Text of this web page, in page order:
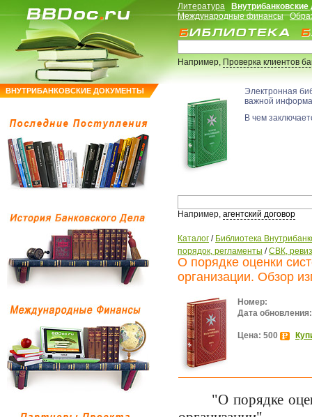
ВНУТРИБАНКОВСКИЕ ДОКУМЕНТЫ
Литература
Международные финансы
Например,Проверка клиентов
Электронная
важной
В чем
Например, агентский договор
Каталог / Библиотека
порядок, регламенты /СВК,
О порядке оценки
организации. Обзор
Номер:
Дата обновления:
Цена: 500
"О порядке